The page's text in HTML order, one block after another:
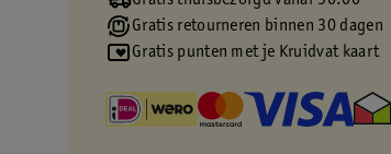
Gratis retourneren binnen 30 dagen
Gratis punten met je Kruidvat kaart